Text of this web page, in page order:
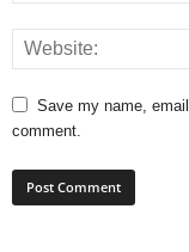
Save my name,
comment.